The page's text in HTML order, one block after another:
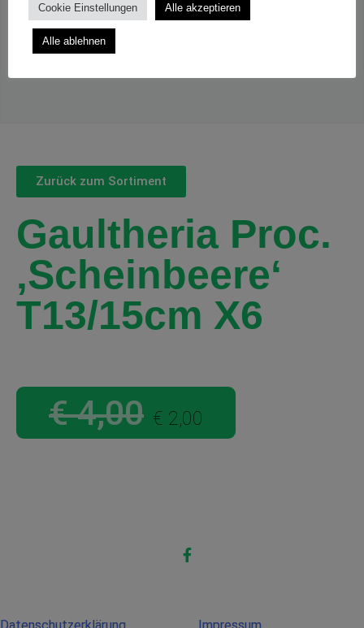
Zurück zum Sortiment
Gaultheria Proc.
‚Scheinbeere‘
T13/15cm X6
€4,00 € 2,00
Cookie Einstellungen Alle akzeptieren
Alle ablehnen